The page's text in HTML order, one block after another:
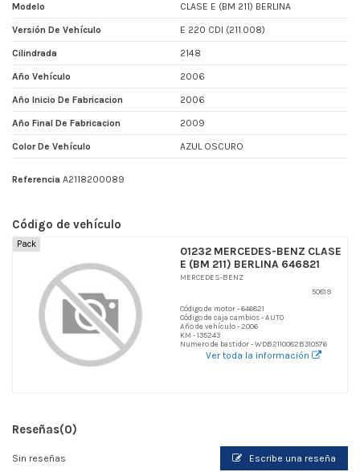
Modelo CLASE E (BM 211) BERLINA
Versión De Vehículo E 220 CDI (211.008)
Cilindrada 2148
Año Vehículo 2006
Año Inicio De Fabricacion 2006
Año Final De Fabricacion 2009
Color De Vehículo AZUL OSCURO
Referencia A2118200089
Código de vehículo
Pack
01232 MERCEDES-BENZ CLASE
E (BM 211) BERLINA 646821
MERCEDES-BENZ
50819
Código de motor - 646821
Código de caja cambios - AUTO
Año de vehículo - 2006
KM - 135243
Numero de bastidor - WDB2110082B310576
Ver toda la información
Reseñas(0)
Sin reseñas Escribe una reseña